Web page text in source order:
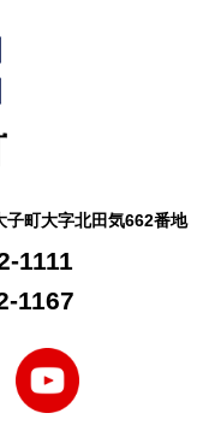
町大字北田気662番地
1111
1167